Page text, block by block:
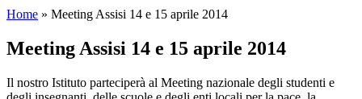
Home » Meeting Assisi 14 e 15 aprile 2014
Meeting Assisi 14 e 15 aprile 2014
Il nostro Istituto parteciperà al Meeting nazionale degli studenti e